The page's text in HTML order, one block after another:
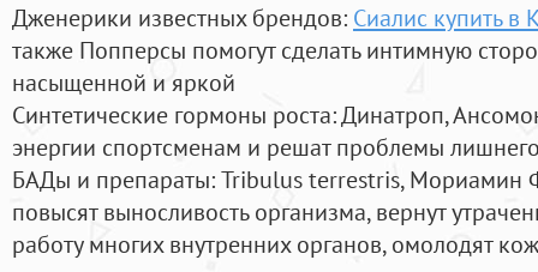
Дженерики известных брендов: Сиалис купить в
также Попперсы помогут сделать интимную
насыщенной и яркой
Синтетические гормоны роста: Динатроп,
энергии спортсменам и решат проблемы
БАДы и препараты:Tribulus terrestris, Мориамин
повысят выносливость организма, вернут
работу многих внутренних органов, омолодят